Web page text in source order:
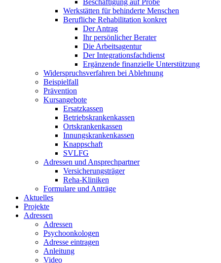
Werkstätten für behinderte Menschen
Berufliche Rehabilitation konkret
Der Antrag
Ihr persönlicher Berater
Die Arbeitsagentur
Der Integrationsfachdienst
Ergänzende finanzielle Unterstützung
Widerspruchsverfahren bei Ablehnung
Beispielfall
Prävention
Kursangebote
Ersatzkassen
Betriebskrankenkassen
Ortskrankenkassen
Innungskrankenkassen
Knappschaft
SVLFG
Adressen und Ansprechpartner
Versicherungsträger
Reha-Kliniken
Formulare und Anträge
Aktuelles
Projekte
Adressen
Adressen
Psychoonkologen
Adresse eintragen
Anleitung
Video